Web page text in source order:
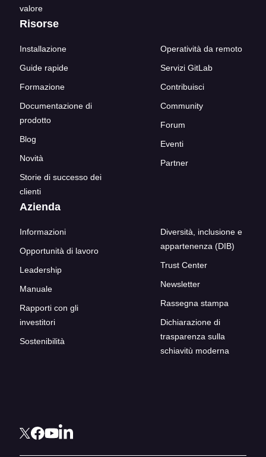
valore
Risorse
Installazione
Guide rapide
Formazione
Documentazione di
prodotto
Blog
Novità
Storie di successo dei
clienti
Operatività da remoto
Servizi GitLab
Contribuisci
Community
Forum
Eventi
Partner
Azienda
Informazioni
Opportunità di lavoro
Leadership
Manuale
Rapporti con gli
investitori
Sostenibilità
Diversità, inclusione e
appartenenza (DIB)
Trust Center
Newsletter
Rassegna stampa
Dichiarazione di
trasparenza sulla
schiavitù moderna